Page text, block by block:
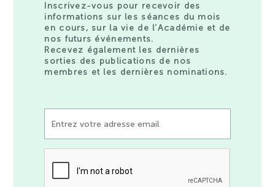
Inscrivez-vous pour recevoir des
informations sur les séances du mois
en cours, sur la vie de l’Académie et de
nos futurs événements.
Recevez également les dernières
sorties des publications de nos
membres et les dernières nominations.